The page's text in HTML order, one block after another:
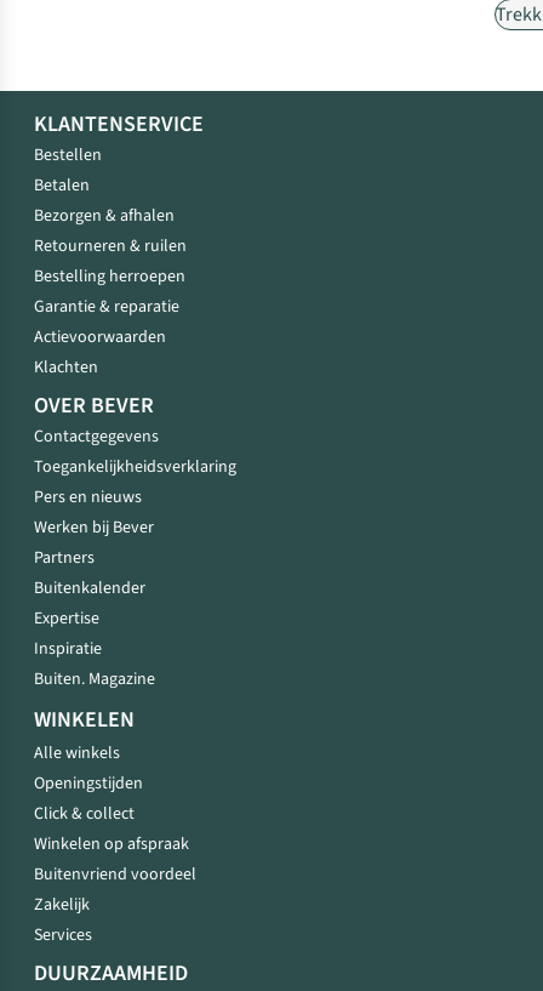
KLANTENSERVICE
Bestellen
Betalen
Bezorgen & afhalen
Retourneren & ruilen
Bestelling herroepen
Garantie & reparatie
Actievoorwaarden
Klachten
OVER BEVER
Contactgegevens
Toegankelijkheidsverklaring
Pers en nieuws
Werken bij Bever
Partners
Buitenkalender
Expertise
Inspiratie
Buiten. Magazine
WINKELEN
Alle winkels
Openingstijden
Click & collect
Winkelen op afspraak
Buitenvriend voordeel
Zakelijk
Services
DUURZAAMHEID